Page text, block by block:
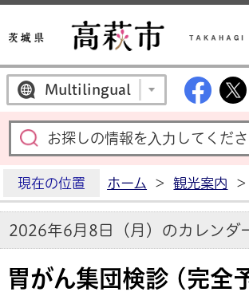
Multilingual 高
現在の位置 ホーム > 観光案内 >
2026年6月8日（月）のカレンダ
胃がん集団検診 (完全